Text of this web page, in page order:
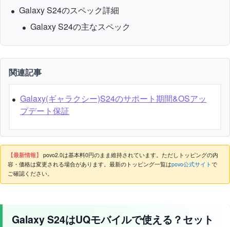
Galaxy S24のスペック詳細
Galaxy S24の主なスペック
関連記事
Galaxy(ギャラクシー)S24のサポート期間&OSアッ
プデート保証
【最新情報】 povo2.0は基本料0円のまま維持されています。ただしトッピングの内
容・価格は変更される場合があります。最新のトッピング一覧はpovo公式サイトで
ご確認ください。
Galaxy S24はUQモバイルで使える？セット